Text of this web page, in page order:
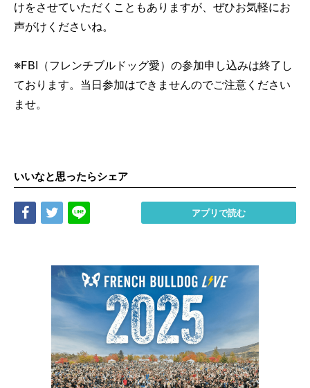
けをさせていただくこともありますが、ぜひお気軽にお
声がけくださいね。
※FBI（フレンチブルドッグ愛）の参加申し込みは終了し
ております。当日参加はできませんのでご注意ください
ませ。
いいなと思ったらシェア
Share Tweet アプリで読む